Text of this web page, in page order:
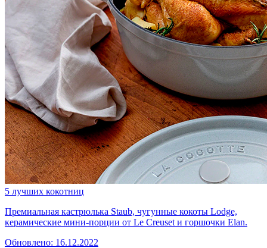
5 лучших кокотниц
Премиальная кастрюлька Staub, чугунные кокоты Lodge,
керамические мини-порции от Le Creuset и горшочки Elan.
Обновлено: 16.12.2022